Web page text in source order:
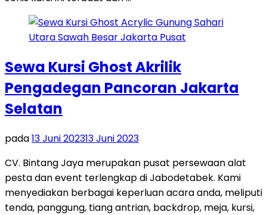
Sewa Kursi Ghost Akrilik
Pengadegan Pancoran Jakarta
Selatan
pada13 Juni 202313 Juni 2023
CV. Bintang Jaya merupakan pusat persewaan alat
pesta dan event terlengkap di Jabodetabek. Kami
menyediakan berbagai keperluan acara anda, meliputi
tenda, panggung, tiang antrian, backdrop, meja, kursi,